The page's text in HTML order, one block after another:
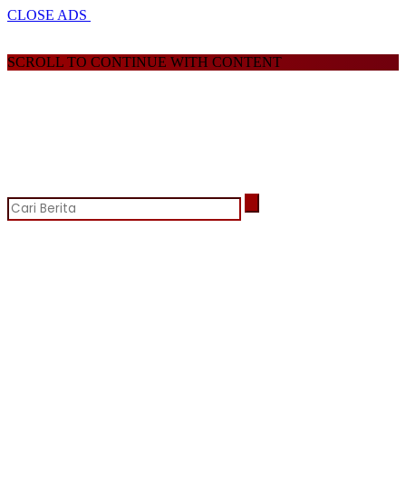
CLOSE ADS
SCROLL TO CONTINUE WITH CONTENT